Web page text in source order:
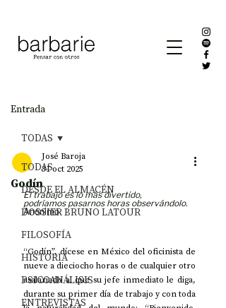
Entrada
TODAS
DESDE EL ALMACÉN
DOSSIER BRUNO LATOUR
FILOSOFÍA
HISTORIA
PSICOANÁLISIS
ENTREVISTAS
TODAS
Godín
José Baroja
31 oct 2025
El trabajo es lo más divertido,
podríamos pasarnos horas observándolo.
Anónimo
“Godín”, dícese en México del oficinista de
nueve a dieciocho horas o de cualquier otro
asalariado al que su jefe inmediato le diga,
durante su primer día de trabajo y con toda